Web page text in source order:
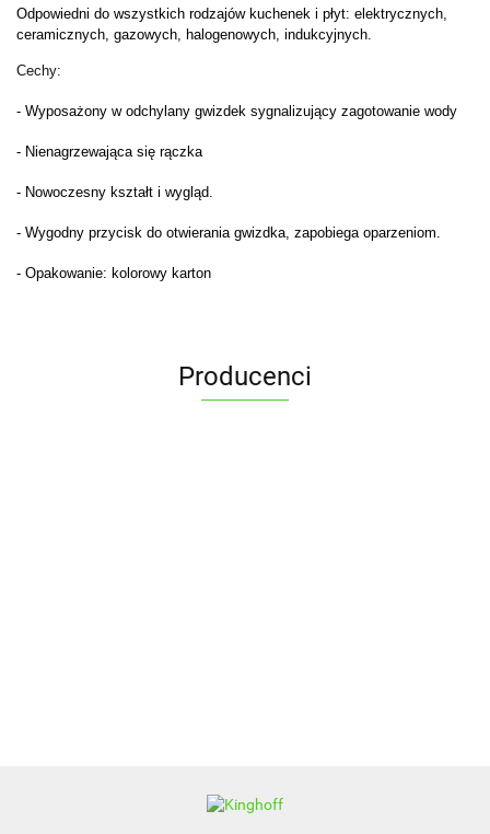
Odpowiedni do wszystkich rodzajów kuchenek i płyt: elektrycznych,
ceramicznych, gazowych, halogenowych, indukcyjnych.
Cechy:
- Wyposażony w odchylany gwizdek sygnalizujący zagotowanie wody
- Nienagrzewająca się rączka
- Nowoczesny kształt i wygląd.
- Wygodny przycisk do otwierania gwizdka, zapobiega oparzeniom.
- Opakowanie: kolorowy karton
Producenci